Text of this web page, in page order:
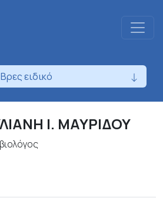
Βρες ειδικό
Ι. ΜΑΥΡΙΔΟΥ